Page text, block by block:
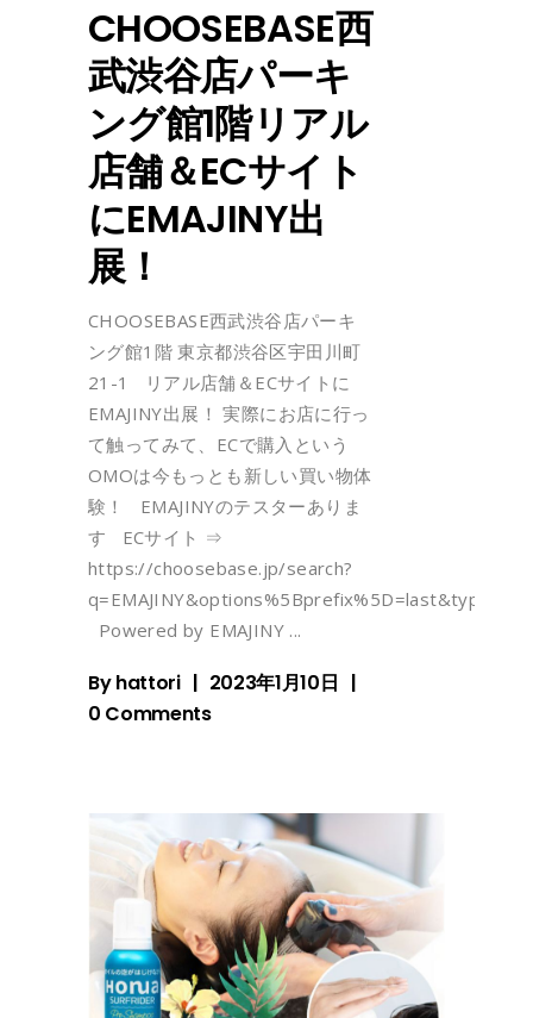
CHOOSEBASE西
武渋谷店パーキ
ング館1階リアル
店舗＆ECサイト
にEMAJINY出
展！
CHOOSEBASE西武渋谷店パーキ
ング館1階 東京都渋谷区宇田川町
21-1 リアル店舗＆ECサイトに
EMAJINY出展！ 実際にお店に行っ
て触ってみて、ECで購入という
OMOは今もっとも新しい買い物体
験！ EMAJINYのテスターありま
す ECサイト ⇒
https://choosebase.jp/search?
Powered by EMAJINY
Byhattori
2023年1月10日
0 Comments